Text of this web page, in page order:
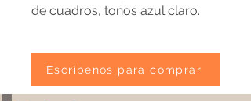
de cuadros, tonos azul claro.
Escríbenos para comprar